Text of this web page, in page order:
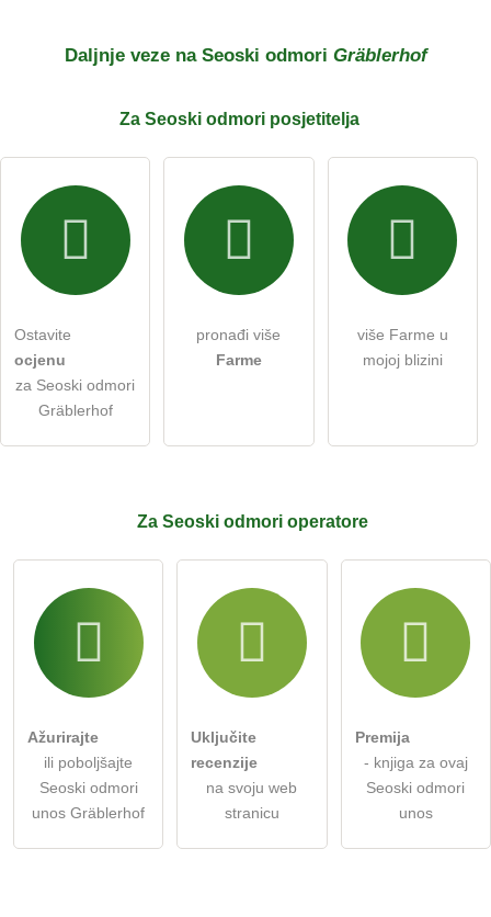
E-mail adresa (neće biti objavljena)
Ovime prihvaćam uvjete i odredbe
postaviti javno pitanje
Napomena: Imajte na umu da su javna pitanja
Daljnje veze na Seoski odmori Gräblerhof
Za Seoski odmori posjetitelja
Ostavite
ocjenu
za Seoski odmori
Gräblerhof
pronađi više
Farme
više Farme u
mojoj blizini
Za Seoski odmori operatore
Ažurirajte
ili poboljšajte
Seoski odmori
unos Gräblerhof
Uključite
recenzije
na svoju web
stranicu
Premija
- knjiga za ovaj
Seoski odmori
unos